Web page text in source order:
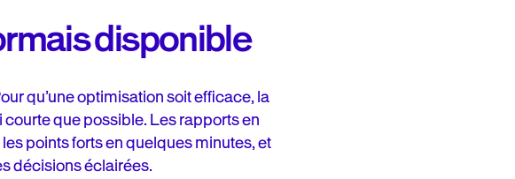
disponible
qu’une optimisation soit efficace, la
que possible. Les rapports en
points forts en quelques minutes, et
décisions éclairées.